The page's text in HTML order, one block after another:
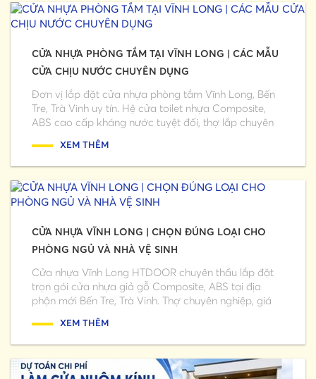
CỬA NHỰA PHÒNG TẮM TẠI VĨNH LONG | CÁC MẪU
CỬA CHỊU NƯỚC CHUYÊN DỤNG
Đơn vị lắp đặt cửa nhựa phòng tắm Vĩnh Long, Bến
Tre, Trà Vinh uy tín. Hệ cửa toilet nhựa Composite,
ABS cao cấp kháng nước tuyệt đối, thợ lắp chuyên
XEM THÊM
CỬA NHỰA VĨNH LONG | CHỌN ĐÚNG LOẠI CHO
PHÒNG NGỦ VÀ NHÀ VỆ SINH
Cửa nhựa Vĩnh Long HTDOOR chuyên thầu lắp đặt
trọn gói cửa nhựa giả gỗ Composite, ABS tại địa
phận mới Bến Tre, Trà Vinh. Thợ chuyên nghiệp, giá
XEM THÊM